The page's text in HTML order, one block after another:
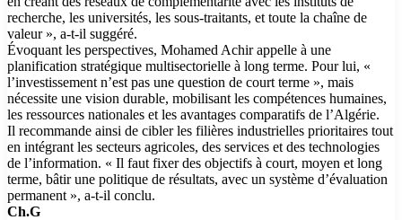
recherche, les universités, les sous-traitants, et toute la chaîne de
valeur », a-t-il suggéré.
Évoquant les perspectives, Mohamed Achir appelle à une
planification stratégique multisectorielle à long terme. Pour lui, «
l’investissement n’est pas une question de court terme », mais
nécessite une vision durable, mobilisant les compétences humaines,
les ressources nationales et les avantages comparatifs de l’Algérie.
Il recommande ainsi de cibler les filières industrielles prioritaires tout
en intégrant les secteurs agricoles, des services et des technologies
de l’information. « Il faut fixer des objectifs à court, moyen et long
terme, bâtir une politique de résultats, avec un système d’évaluation
permanent », a-t-il conclu.
Ch.G